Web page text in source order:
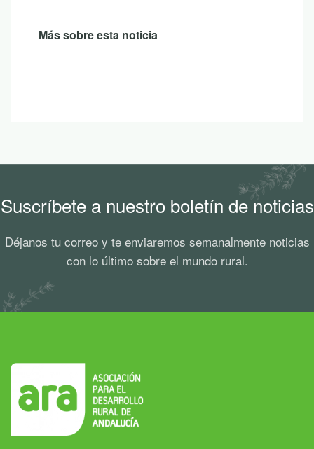
Más sobre esta noticia
Suscríbete a nuestro boletín de noticias
Déjanos tu correo y te enviaremos semanalmente noticias
con lo último sobre el mundo rural.